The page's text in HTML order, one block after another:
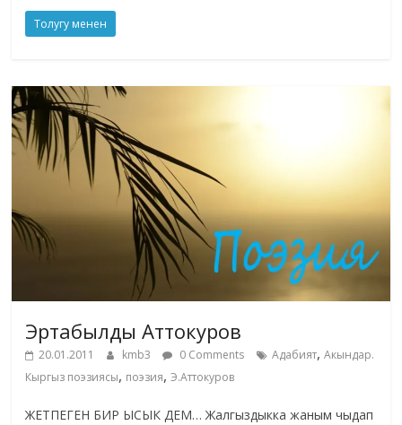
Толугу менен
Эртабылды Аттокуров
20.01.2011 kmb3 0 Comments Адабият,Акындар.
Кыргыз поэзиясы, поэзия,Э.Аттокуров
ЖЕТПЕГЕН БИР ЫСЫК ДЕМ… Жалгыздыкка жаным чыдап